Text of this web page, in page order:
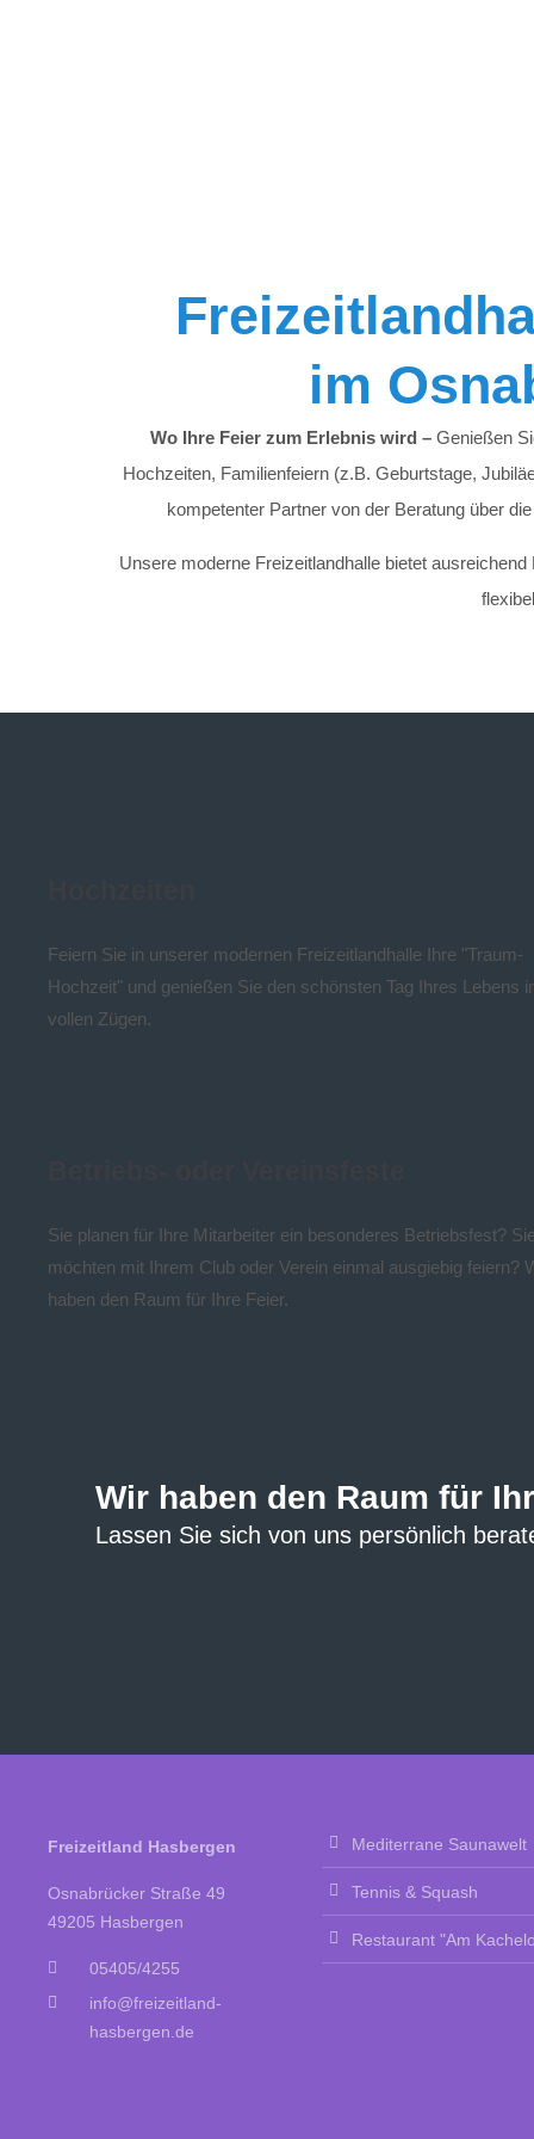
im
Wo Ihre Feier zum Erlebnis wird – Genießen
Hochzeiten, Familienfeiern (z.B. Geburtstage,
kompetenter Partner von der Beratung über
Unsere moderne Freizeitlandhalle bietet
Feiern Sie in unserer modernen Freizeitlandhalle Ihre "Traum-
Hochzeit" und genießen Sie den schönsten Tag Ihres Lebens
vollen Zügen.
Sie planen für Ihre Mitarbeiter ein besonderes Betriebsfest?
möchten mit Ihrem Club oder Verein einmal ausgiebig feiern?
haben den Raum für Ihre Feier.
Wir haben den Raum für
Lassen Sie sich von uns persönlich
Freizeitland Hasbergen
Osnabrücker Straße 49
49205 Hasbergen
05405/4255
info@freizeitland-
hasbergen.de
Mediterrane Saunawelt
Tennis & Squash
Restaurant "Am